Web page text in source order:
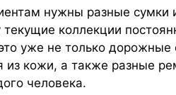
нужны разные сумки
текущие коллекции
уже не только дорожные
из кожи, а также разные
человека.